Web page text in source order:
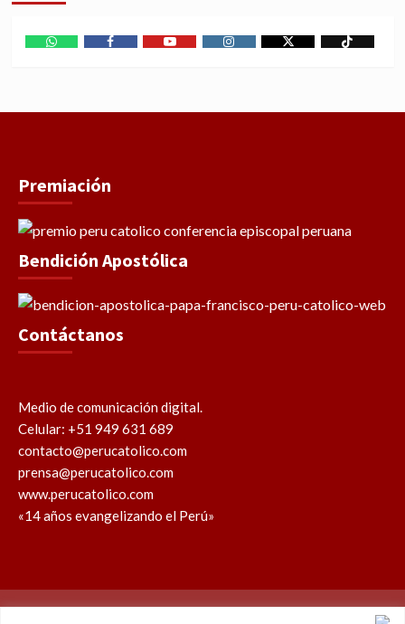
Premiación
Bendición Apostólica
Contáctanos
Medio de comunicación digital.
Celular: +51 949 631 689
contacto@perucatolico.com
prensa@perucatolico.com
www.perucatolico.com
«14 años evangelizando el Perú»